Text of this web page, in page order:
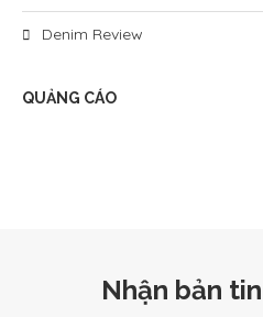
Denim Review
QUẢNG CÁO
Nhận bản